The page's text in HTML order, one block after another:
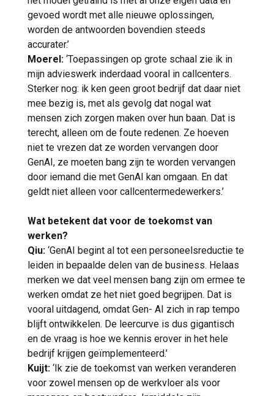
gevoed wordt met alle nieuwe oplossingen,
worden de antwoorden bovendien steeds
accurater.’
Moerel: ‘Toepassingen op grote schaal zie ik in
mijn advieswerk inderdaad vooral in callcenters.
Sterker nog: ik ken geen groot bedrijf dat daar niet
mee bezig is, met als gevolg dat nogal wat
mensen zich zorgen maken over hun baan. Dat is
terecht, alleen om de foute redenen. Ze hoeven
niet te vrezen dat ze worden vervangen door
GenAI, ze moeten bang zijn te worden vervangen
door iemand die met GenAI kan omgaan. En dat
geldt niet alleen voor callcentermedewerkers.’
Wat betekent dat voor de toekomst van
werken?
Qiu: ‘GenAI begint al tot een personeelsreductie te
leiden in bepaalde delen van de business. Helaas
merken we dat veel mensen bang zijn om ermee te
werken omdat ze het niet goed begrijpen. Dat is
vooral uitdagend, omdat Gen- AI zich in rap tempo
blijft ontwikkelen. De leercurve is dus gigantisch
en de vraag is hoe we kennis erover in het hele
bedrijf krijgen geïmplementeerd.’
Kuijt: ‘Ik zie de toekomst van werken veranderen
voor zowel mensen op de werkvloer als voor